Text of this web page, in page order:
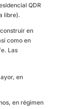
QDR
libre).
en
como en
Las
en
en régimen